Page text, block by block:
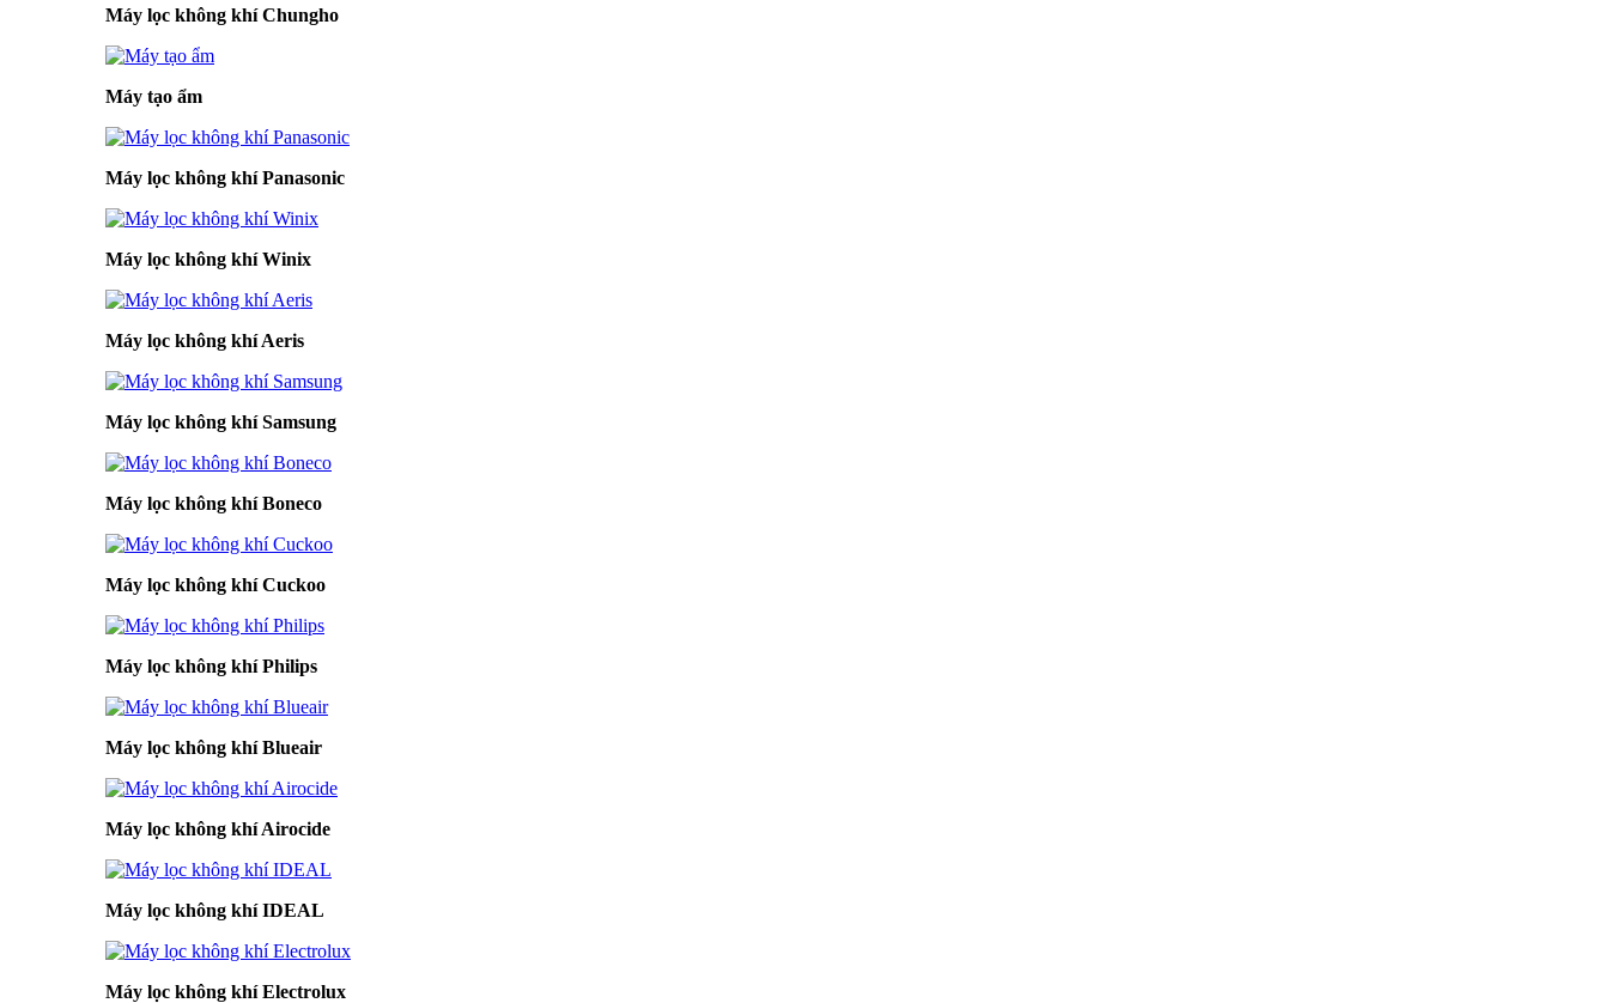
Máy lọc không khí Chungho
Máy tạo ẩm
Máy lọc không khí Panasonic
Máy lọc không khí Winix
Máy lọc không khí Aeris
Máy lọc không khí Samsung
Máy lọc không khí Boneco
Máy lọc không khí Cuckoo
Máy lọc không khí Philips
Máy lọc không khí Blueair
Máy lọc không khí Airocide
Máy lọc không khí IDEAL
Máy lọc không khí Electrolux